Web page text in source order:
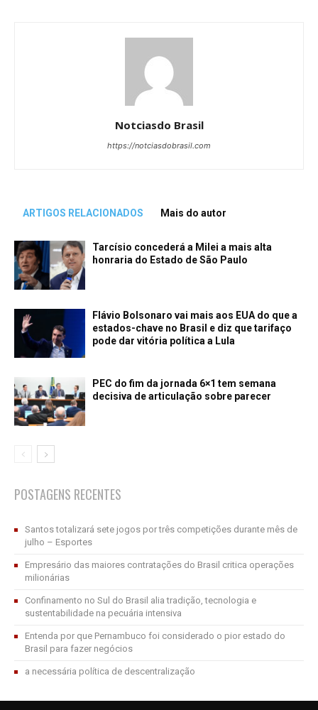
Notciasdo Brasil
https://notciasdobrasil.com
ARTIGOS RELACIONADOS Mais do autor
Tarcísio concederá a Milei a mais alta
honraria do Estado de São Paulo
Flávio Bolsonaro vai mais aos EUA do que a
estados-chave no Brasil e diz que tarifaço
pode dar vitória política a Lula
PEC do fim da jornada 6×1 tem semana
decisiva de articulação sobre parecer
POSTAGENS RECENTES
Santos totalizará sete jogos por três competições durante mês de
julho – Esportes
Empresário das maiores contratações do Brasil critica operações
milionárias
Confinamento no Sul do Brasil alia tradição, tecnologia e
sustentabilidade na pecuária intensiva
Entenda por que Pernambuco foi considerado o pior estado do
Brasil para fazer negócios
a necessária política de descentralização